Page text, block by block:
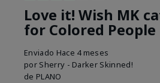
Love it! Wish MK
for Colored People
Enviado Hace 4 meses
por Sherry - Darker Skinned!
de PLANO